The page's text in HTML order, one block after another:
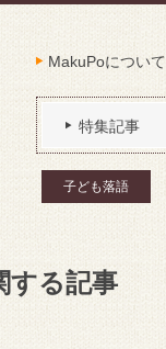
MakuPoについて
特集記事
子ども落語
する記事